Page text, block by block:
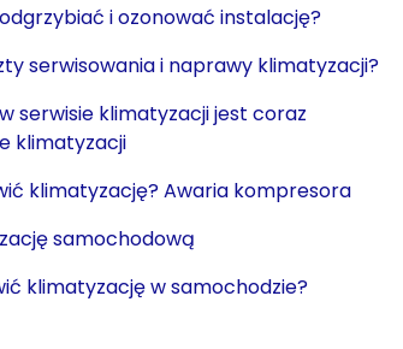
i ozonować instalację?
serwisowania i naprawy klimatyzacji?
serwisie klimatyzacji jest coraz
klimatyzacji
klimatyzację? Awaria kompresora
samochodową
klimatyzację w samochodzie?